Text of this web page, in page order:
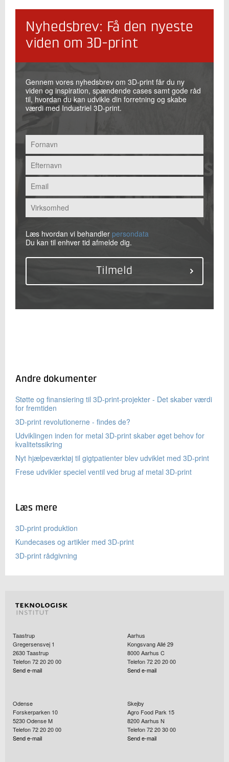
Nyhedsbrev: Få den nyeste
viden om 3D-print
Gennem vores nyhedsbrev om 3D-print får du ny
viden og inspiration, spændende cases samt gode råd
til, hvordan du kan udvikle din forretning og skabe
værdi med Industriel 3D-print.
Læs hvordan vi behandler persondata
Du kan til enhver tid afmelde dig.
Andre dokumenter
Støtte og finansiering til 3D-print-projekter - Det skaber værdi
for fremtiden
3D-print revolutionerne - findes de?
Udviklingen inden for metal 3D-print skaber øget behov for
kvalitetssikring
Nyt hjælpeværktøj til gigtpatienter blev udviklet med 3D-print
Frese udvikler speciel ventil ved brug af metal 3D-print
Læs mere
3D-print produktion
Kundecases og artikler med 3D-print
3D-print rådgivning
Taastrup
Gregersensvej 1
2630Taastrup
Telefon 72 20 20 00
Send e-mail
Aarhus
Kongsvang Allé 29
8000Aarhus C
Telefon 72 20 20 00
Send e-mail
Odense
Forskerparken 10
5230Odense M
Telefon 72 20 20 00
Send e-mail
Skejby
Agro Food Park 15
8200Aarhus N
Telefon 72 20 30 00
Send e-mail